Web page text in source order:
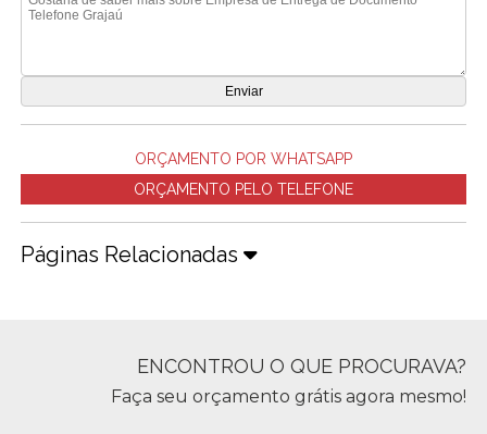
ORÇAMENTO POR WHATSAPP
ORÇAMENTO PELO TELEFONE
Páginas Relacionadas
ENCONTROU O QUE PROCURAVA?
Faça seu orçamento grátis agora mesmo!